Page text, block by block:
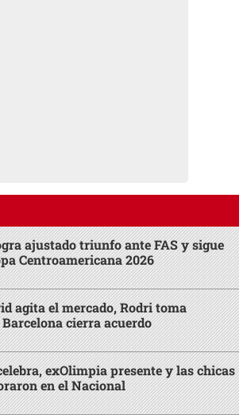
ajustado triunfo ante FAS y sigue
Centroamericana 2026
agita el mercado, Rodri toma
cierra acuerdo
exOlimpia presente y las chicas
en el Nacional